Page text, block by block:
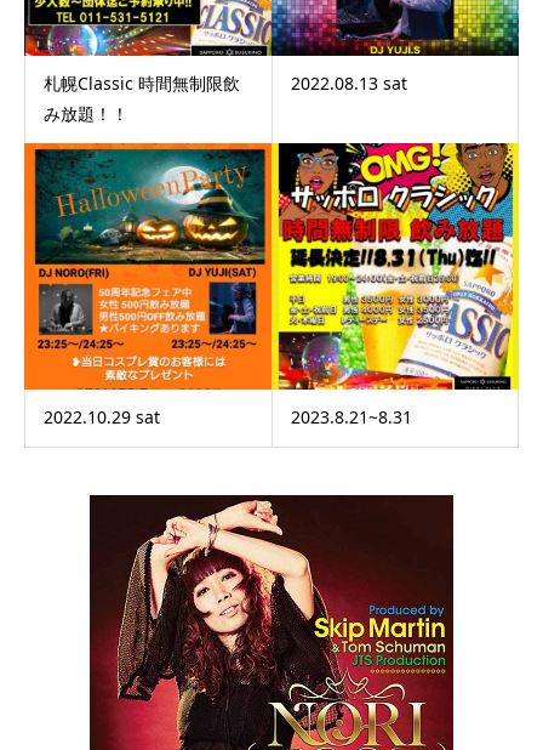
札幌Classic 時間無制限飲
み放題！！
2022.08.13 sat
2022.10.29 sat 2023.8.21~8.31